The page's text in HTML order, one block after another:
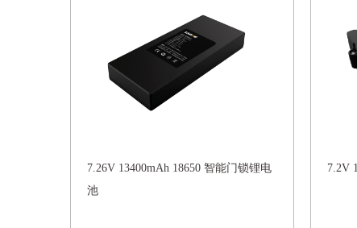
7.26V 13400mAh 18650 智能门锁锂电
池
7.2V